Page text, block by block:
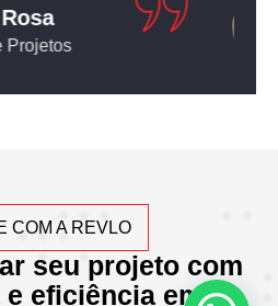
Civil
COM A REVLO
seu projeto com
eficiência em